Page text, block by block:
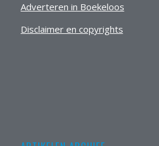
Adverteren in Boekeloos
Disclaimer en copyrights